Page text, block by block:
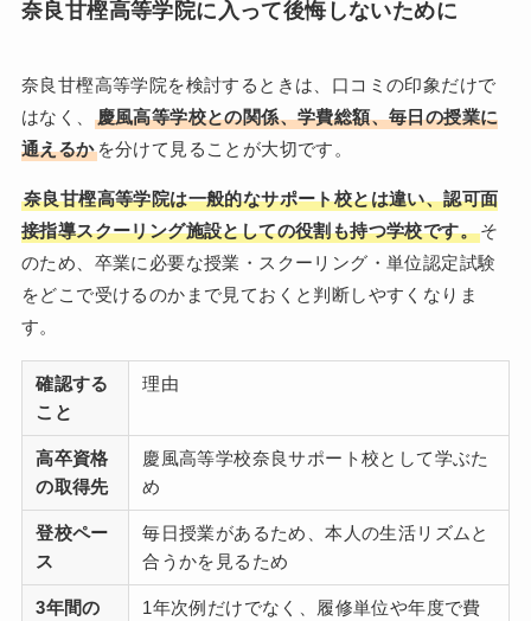
奈良甘樫高等学院に入って後悔しないために
奈良甘樫高等学院を検討するときは、口コミの印象だけで
はなく、
慶風高等学校との関係、学費総額、毎日の授業に
通えるかを分けて見ることが大切です。
奈良甘樫高等学院は一般的なサポート校とは違い、認可面
接指導スクーリング施設としての役割も持つ学校です。そ
のため、卒業に必要な授業・スクーリング・単位認定試験
をどこで受けるのかまで見ておくと判断しやすくなりま
す。
確認する
こと
理由
高卒資格
の取得先
慶風高等学校奈良サポート校として学ぶた
め
登校ペー
ス
毎日授業があるため、本人の生活リズムと
合うかを見るため
3年間の
1年次例だけでなく、履修単位や年度で費